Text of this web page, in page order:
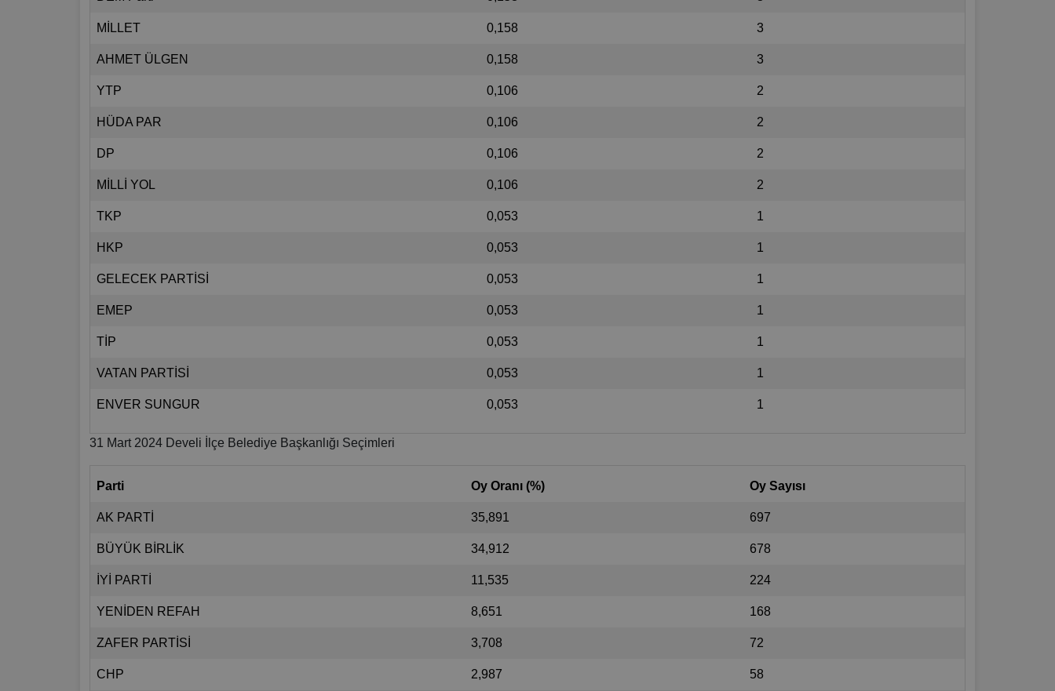
MİLLET 0,158 3
AHMET ÜLGEN 0,158 3
YTP 0,106 2
HÜDA PAR 0,106 2
DP 0,106 2
MİLLİ YOL 0,106 2
TKP 0,053 1
HKP 0,053 1
GELECEK PARTİSİ 0,053 1
EMEP 0,053 1
TİP 0,053 1
VATAN PARTİSİ 0,053 1
ENVER SUNGUR 0,053 1
31 Mart 2024 Develi İlçe Belediye Başkanlığı Seçimleri
Parti Oy Oranı (%) Oy Sayısı
AK PARTİ 35,891 697
BÜYÜK BİRLİK 34,912 678
İYİ PARTİ 11,535 224
YENİDEN REFAH 8,651 168
ZAFER PARTİSİ 3,708 72
CHP 2,987 58